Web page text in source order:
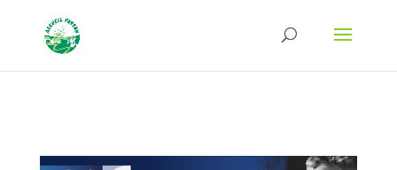
Type-Options Referrer-Policy Permissions-Policy
ga('require', 'GTM-TFCVLFN');